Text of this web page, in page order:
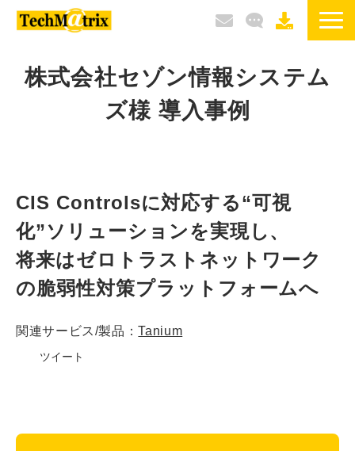
サービス / 製品
選ばれる理由
ブログ
イベント / セミナー
株式会社セゾン情報システム
ズ様 導入事例
CIS Controlsに対応する“可視
化”ソリューションを実現し、
将来はゼロトラストネットワーク
の脆弱性対策プラットフォームへ
関連サービス/製品：Tanium
ツイート